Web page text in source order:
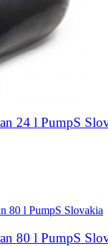
24 l PumpS
80 l PumpS